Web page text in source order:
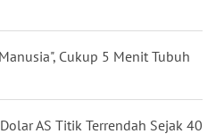
Cukup 5 Menit Tubuh
AS Titik Terrendah Sejak 40